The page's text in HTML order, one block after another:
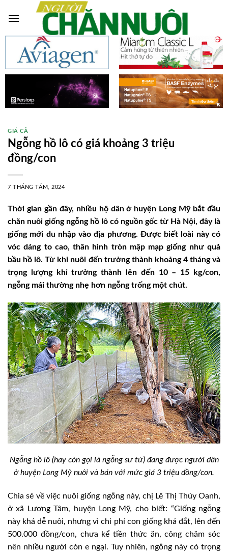
GIÁ CẢ
Ngỗng hồ lô có giá khoảng 3 triệu
đồng/con
7 THÁNG TÁM, 2024
Thời gian gần đây, nhiều hộ dân ở huyện Long Mỹ bắt đầu
chăn nuôi giống ngỗng hồ lô có nguồn gốc từ Hà Nội, đây là
giống mới du nhập vào địa phương. Được biết loài này có
vóc dáng to cao, thân hình tròn mập mạp giống như quả
bầu hồ lô. Từ khi nuôi đến trưởng thành khoảng 4 tháng và
trọng lượng khi trưởng thành lên đến 10 – 15 kg/con,
ngỗng mái thường nhẹ hơn ngỗng trống một chút.
Ngỗng hồ lô (hay còn gọi là ngỗng sư tử) đang được người dân
ở huyện Long Mỹ nuôi và bán với mức giá 3 triệu đồng/con.
Chia sẻ về việc nuôi giống ngỗng này, chị Lê Thị Thúy Oanh,
ở xã Lương Tâm, huyện Long Mỹ, cho biết: “Giống ngỗng
này khá dễ nuôi, nhưng vì chi phí con giống khá đắt, lên đến
500.000 đồng/con, chưa kể tiền thức ăn, công chăm sóc
nên nhiều người còn e ngại. Tuy nhiên, ngỗng này có trọng